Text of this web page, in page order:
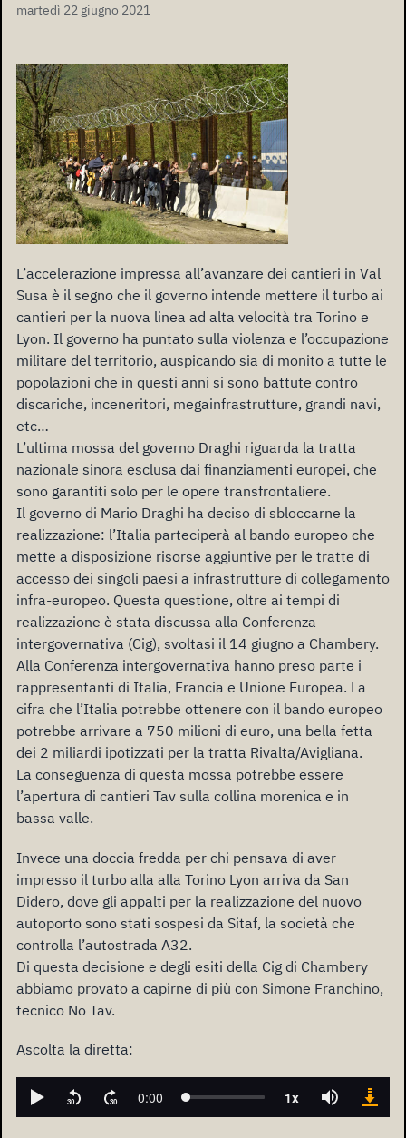
martedì 22 giugno 2021
L’accelerazione impressa all’avanzare dei cantieri in Val
Susa è il segno che il governo intende mettere il turbo ai
cantieri per la nuova linea ad alta velocità tra Torino e
Lyon. Il governo ha puntato sulla violenza e l’occupazione
militare del territorio, auspicando sia di monito a tutte le
popolazioni che in questi anni si sono battute contro
discariche, inceneritori, megainfrastrutture, grandi navi,
etc…
L’ultima mossa del governo Draghi riguarda la tratta
nazionale sinora esclusa dai finanziamenti europei, che
sono garantiti solo per le opere transfrontaliere.
Il governo di Mario Draghi ha deciso di sbloccarne la
realizzazione: l’Italia parteciperà al bando europeo che
mette a disposizione risorse aggiuntive per le tratte di
accesso dei singoli paesi a infrastrutture di collegamento
infra-europeo. Questa questione, oltre ai tempi di
realizzazione è stata discussa alla Conferenza
intergovernativa (Cig), svoltasi il 14 giugno a Chambery.
Alla Conferenza intergovernativa hanno preso parte i
rappresentanti di Italia, Francia e Unione Europea. La
cifra che l’Italia potrebbe ottenere con il bando europeo
potrebbe arrivare a 750 milioni di euro, una bella fetta
dei 2 miliardi ipotizzati per la tratta Rivalta/Avigliana.
La conseguenza di questa mossa potrebbe essere
l’apertura di cantieri Tav sulla collina morenica e in
bassa valle.
Invece una doccia fredda per chi pensava di aver
impresso il turbo alla alla Torino Lyon arriva da San
Didero, dove gli appalti per la realizzazione del nuovo
autoporto sono stati sospesi da Sitaf, la società che
controlla l’autostrada A32.
Di questa decisione e degli esiti della Cig di Chambery
abbiamo provato a capirne di più con Simone Franchino,
tecnico No Tav.
Ascolta la diretta: